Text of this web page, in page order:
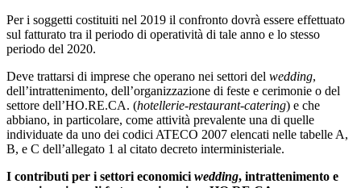
Per i soggetti costituiti nel 2019 il confronto dovrà essere effettuato
sul fatturato tra il periodo di operatività di tale anno e lo stesso
periodo del 2020.
Deve trattarsi di imprese che operano nei settori del wedding,
dell’intrattenimento, dell’organizzazione di feste e cerimonie o del
settore dell’HO.RE.CA. (hotellerie-restaurant-catering) e che
abbiano, in particolare, come attività prevalente una di quelle
individuate da uno dei codici ATECO 2007 elencati nelle tabelle A,
B, e C dell’allegato 1 al citato decreto interministeriale.
I contributi per i settori economici wedding, intrattenimento e